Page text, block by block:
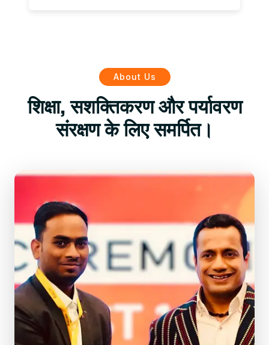
About Us
शिक्षा, सशक्तिकरण और पर्यावरण
संरक्षण के लिए समर्पित।